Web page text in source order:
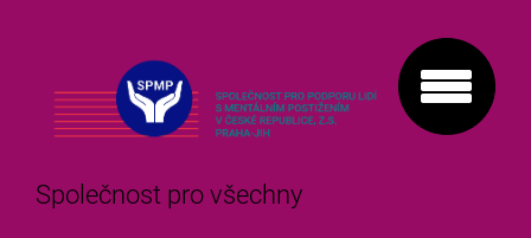
Společnost pro všechny